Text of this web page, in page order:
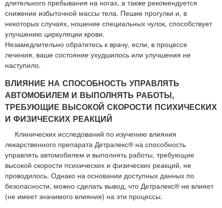
длительного пребывания на ногах, а также рекомендуется
снижение избыточной массы тела. Пешие прогулки и, в
некоторых случаях, ношение специальных чулок, способствует
улучшению циркуляции крови.
Незамедлительно обратитесь к врачу, если, в процессе
лечения, ваше состояние ухудшилось или улучшения не
наступило.
ВЛИЯНИЕ НА СПОСОБНОСТЬ УПРАВЛЯТЬ
АВТОМОБИЛЕМ И ВЫПОЛНЯТЬ РАБОТЫ,
ТРЕБУЮЩИЕ ВЫСОКОЙ СКОРОСТИ ПСИХИЧЕСКИХ
И ФИЗИЧЕСКИХ РЕАКЦИЙ
Клинических исследований по изучению влияния
лекарственного препарата Детралекс® на способность
управлять автомобилем и выполнять работы, требующие
высокой скорости психических и физических реакций, не
проводилось. Однако на основании доступных данных по
безопасности, можно сделать вывод, что Детралекс® не влияет
(не имеет значимого влияния) на эти процессы.